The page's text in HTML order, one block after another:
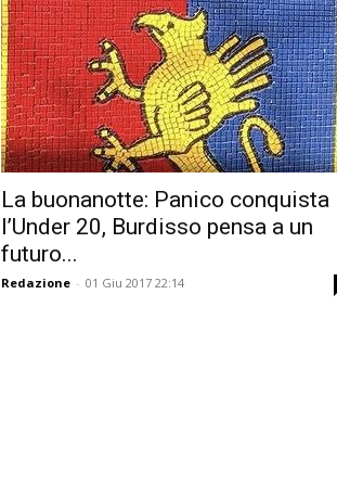
La buonanotte: Panico conquista
l’Under 20, Burdisso pensa a un
futuro...
Redazione - 01 Giu 2017 22:14